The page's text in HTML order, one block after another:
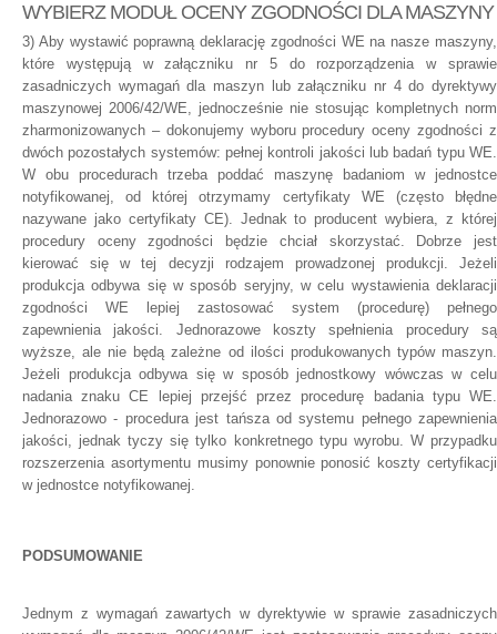
WYBIERZ MODUŁ OCENY ZGODNOŚCI DLA MASZYNY
3) Aby wystawić poprawną deklarację zgodności WE na nasze maszyny,
które występują w załączniku nr 5 do rozporządzenia w sprawie
zasadniczych wymagań dla maszyn lub załączniku nr 4 do dyrektywy
maszynowej 2006/42/WE, jednocześnie nie stosując kompletnych norm
zharmonizowanych – dokonujemy wyboru procedury oceny zgodności z
dwóch pozostałych systemów: pełnej kontroli jakości lub badań typu WE.
W obu procedurach trzeba poddać maszynę badaniom w jednostce
notyfikowanej, od której otrzymamy certyfikaty WE (często błędne
nazywane jako certyfikaty CE). Jednak to producent wybiera, z której
procedury oceny zgodności będzie chciał skorzystać. Dobrze jest
kierować się w tej decyzji rodzajem prowadzonej produkcji. Jeżeli
produkcja odbywa się w sposób seryjny, w celu wystawienia deklaracji
zgodności WE lepiej zastosować system (procedurę) pełnego
zapewnienia jakości. Jednorazowe koszty spełnienia procedury są
wyższe, ale nie będą zależne od ilości produkowanych typów maszyn.
Jeżeli produkcja odbywa się w sposób jednostkowy wówczas w celu
nadania znaku CE lepiej przejść przez procedurę badania typu WE.
Jednorazowo - procedura jest tańsza od systemu pełnego zapewnienia
jakości, jednak tyczy się tylko konkretnego typu wyrobu. W przypadku
rozszerzenia asortymentu musimy ponownie ponosić koszty certyfikacji
w jednostce notyfikowanej.
PODSUMOWANIE
Jednym z wymagań zawartych w dyrektywie w sprawie zasadniczych